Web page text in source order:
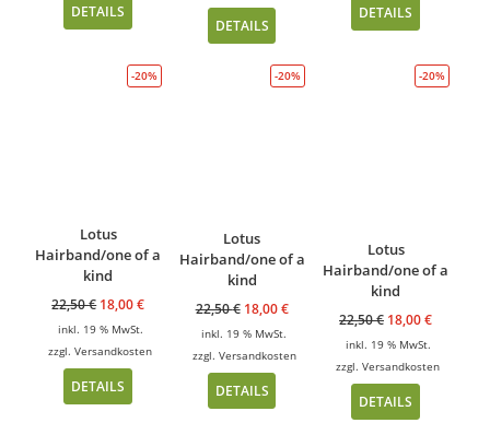
DETAILS
DETAILS
DETAILS
-20%
Lotus
Hairband/one of a
kind
22,50€ 18,00€
inkl. 19 % MwSt.
zzgl.Versandkosten
DETAILS
-20%
Lotus
Hairband/one of a
kind
22,50€ 18,00€
inkl. 19 % MwSt.
zzgl. Versandkosten
DETAILS
-20%
Lotus
Hairband/one of a
kind
22,50€ 18,00€
inkl. 19 % MwSt.
zzgl.Versandkosten
DETAILS